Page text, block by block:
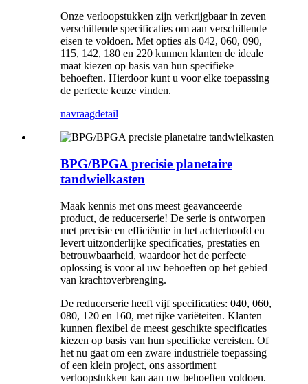
Onze verloopstukken zijn verkrijgbaar in zeven
verschillende specificaties om aan verschillende
eisen te voldoen. Met opties als 042, 060, 090,
115, 142, 180 en 220 kunnen klanten de ideale
maat kiezen op basis van hun specifieke
behoeften. Hierdoor kunt u voor elke toepassing
de perfecte keuze vinden.
navraagdetail
BPG/BPGA precisie planetaire
tandwielkasten
Maak kennis met ons meest geavanceerde
product, de reducerserie! De serie is ontworpen
met precisie en efficiëntie in het achterhoofd en
levert uitzonderlijke specificaties, prestaties en
betrouwbaarheid, waardoor het de perfecte
oplossing is voor al uw behoeften op het gebied
van krachtoverbrenging.
De reducerserie heeft vijf specificaties: 040, 060,
080, 120 en 160, met rijke variëteiten. Klanten
kunnen flexibel de meest geschikte specificaties
kiezen op basis van hun specifieke vereisten. Of
het nu gaat om een ​​zware industriële toepassing
of een klein project, ons assortiment
verloopstukken kan aan uw behoeften voldoen.